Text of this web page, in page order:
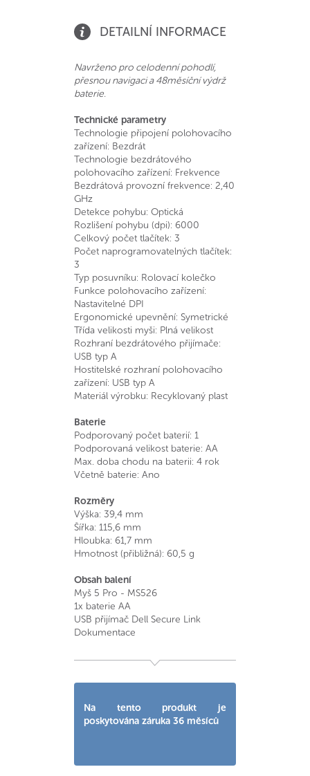
DETAILNÍ INFORMACE
Navrženo pro celodenní pohodlí,
přesnou navigaci a 48měsíční výdrž
baterie.
Technické parametry
Technologie připojení polohovacího
zařízení: Bezdrát
Technologie bezdrátového
polohovacího zařízení: Frekvence
Bezdrátová provozní frekvence: 2,40
GHz
Detekce pohybu: Optická
Rozlišení pohybu (dpi): 6000
Celkový počet tlačítek: 3
Počet naprogramovatelných tlačítek:
3
Typ posuvníku: Rolovací kolečko
Funkce polohovacího zařízení:
Nastavitelné DPI
Ergonomické upevnění: Symetrické
Třída velikosti myši: Plná velikost
Rozhraní bezdrátového přijímače:
USB typ A
Hostitelské rozhraní polohovacího
zařízení: USB typ A
Materiál výrobku: Recyklovaný plast
Baterie
Podporovaný počet baterií: 1
Podporovaná velikost baterie: AA
Max. doba chodu na baterii: 4 rok
Včetně baterie: Ano
Rozměry
Výška: 39,4 mm
Šířka: 115,6 mm
Hloubka: 61,7 mm
Hmotnost (přibližná): 60,5 g
Obsah balení
Myš 5 Pro - MS526
1x baterie AA
USB přijímač Dell Secure Link
Dokumentace
Na tento produkt je
poskytována záruka 36 měsíců